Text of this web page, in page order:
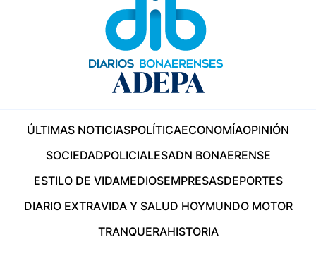
ÚLTIMAS NOTICIASPOLÍTICAECONOMÍAOPINIÓN
SOCIEDADPOLICIALESADN BONAERENSE
ESTILO DE VIDAMEDIOSEMPRESASDEPORTES
DIARIO EXTRAVIDA Y SALUD HOYMUNDO MOTOR
TRANQUERAHISTORIA